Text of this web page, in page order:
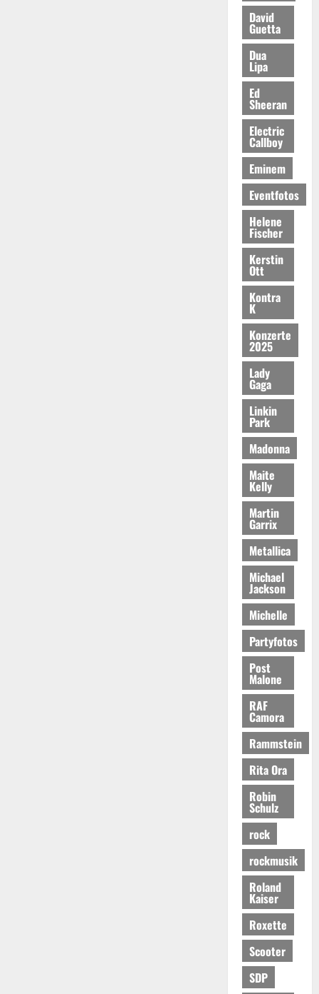
David
Guetta
Dua
Lipa
Ed
Sheeran
Electric
Callboy
Eminem
Eventfotos
Helene
Fischer
Kerstin
Ott
Kontra
K
Konzerte
2025
Lady
Gaga
Linkin
Park
Madonna
Maite
Kelly
Martin
Garrix
Metallica
Michael
Jackson
Michelle
Partyfotos
Post
Malone
RAF
Camora
Rammstein
Rita Ora
Robin
Schulz
rock
rockmusik
Roland
Kaiser
Roxette
Scooter
SDP